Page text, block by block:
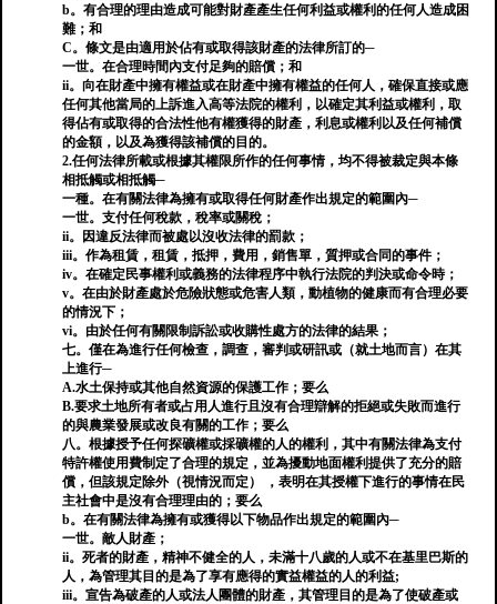
b。有合理的理由造成可能對財產產生任何利益或權利的任何人造成困
難；和
C。條文是由適用於佔有或取得該財產的法律所訂的─
一世。在合理時間內支付足夠的賠償；和
ii。向在財產中擁有權益或在財產中擁有權益的任何人，確保直接或應
任何其他當局的上訴進入高等法院的權利，以確定其利益或權利，取
得佔有或取得的合法性他有權獲得的財產，利息或權利以及任何補償
的金額，以及為獲得該補償的目的。
2.任何法律所載或根據其權限所作的任何事情，均不得被裁定與本條
相抵觸或相抵觸─
一種。在有關法律為擁有或取得任何財產作出規定的範圍內─
一世。支付任何稅款，稅率或關稅；
ii。因違反法律而被處以沒收法律的罰款；
iii。作為租賃，租賃，抵押，費用，銷售單，質押或合同的事件；
iv。在確定民事權利或義務的法律程序中執行法院的判決或命令時；
v。在由於財產處於危險狀態或危害人類，動植物的健康而有合理必要
的情況下；
vi。由於任何有關限制訴訟或收購性處方的法律的結果；
七。僅在為進行任何檢查，調查，審判或研訊或（就土地而言）在其
上進行─
A.水土保持或其他自然資源的保護工作；要么
B.要求土地所有者或占用人進行且沒有合理辯解的拒絕或失敗而進行
的與農業發展或改良有關的工作；要么
八。根據授予任何探礦權或採礦權的人的權利，其中有關法律為支付
特許權使用費制定了合理的規定，並為擾動地面權利提供了​​充分的賠
償，但該規定除外（視情況而定） ，表明在其授權下進行的事情在民
主社會中是沒有合理理由的；要么
b。在有關法律為擁有或獲得以下物品作出規定的範圍內─
一世。敵人財產；
ii。死者的財產，精神不健全的人，未滿十八歲的人或不在基里巴斯的
人，為管理其目的是為了享有應得的實益權益的人的利益;
iii。宣告為破產的人或法人團體的財產，其管理目的是為了使破產或